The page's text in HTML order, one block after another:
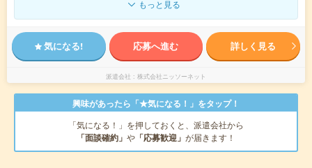
もっと見る
気になる! 応募へ進む 詳しく見る
派遣会社 株式会社ニッソーネット
興味があったら「★気になる！」をタップ！
「気になる！」を押しておくと、派遣会社から
「面談確約」 や 「応募歓迎」 が届きます！